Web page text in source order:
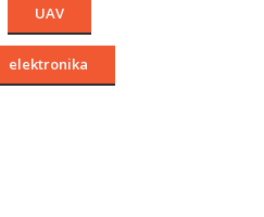
UAV
elektronika